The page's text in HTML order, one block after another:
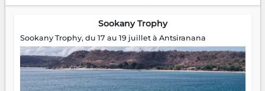
Sookany Trophy
Sookany Trophy, du 17 au 19 juillet à Antsiranana